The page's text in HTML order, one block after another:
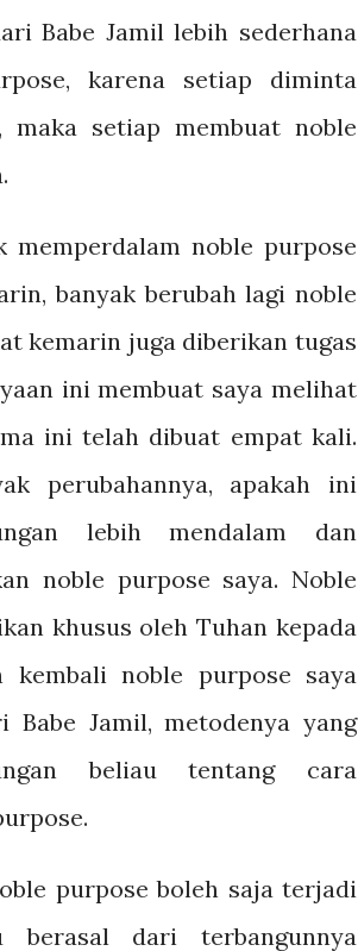
Babe Jamil lebih sederhana
karena setiap diminta
maka setiap membuat noble
noble purpose
banyak berubah lagi noble
kemarin juga diberikan tugas
ini membuat saya melihat
ini telah dibuat empat kali.
perubahannya, apakah ini
lebih mendalam dan
noble purpose saya. Noble
khusus oleh Tuhan kepada
kembali noble purpose saya
Babe Jamil, metodenya yang
beliau tentang cara
purpose boleh saja terjadi
berasal dari terbangunnya